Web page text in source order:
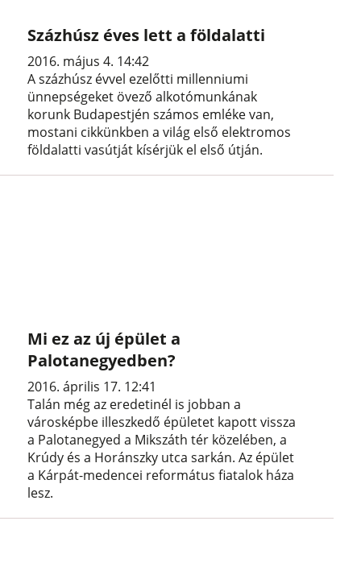
Százhúsz éves lett a földalatti
2016. május 4. 14:42
A százhúsz évvel ezelőtti millenniumi
ünnepségeket övező alkotómunkának
korunk Budapestjén számos emléke van,
mostani cikkünkben a világ első elektromos
földalatti vasútját kísérjük el első útján.
Mi ez az új épület a
Palotanegyedben?
2016. április 17. 12:41
Talán még az eredetinél is jobban a
városképbe illeszkedő épületet kapott vissza
a Palotanegyed a Mikszáth tér közelében, a
Krúdy és a Horánszky utca sarkán. Az épület
a Kárpát-medencei református fiatalok háza
lesz.